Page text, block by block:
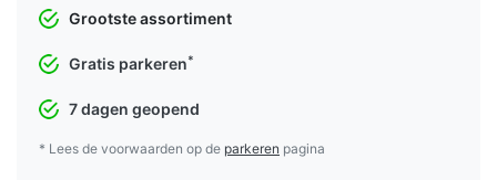
Grootste assortiment
Gratis parkeren*
7 dagen geopend
* Lees de voorwaarden op de parkeren pagina